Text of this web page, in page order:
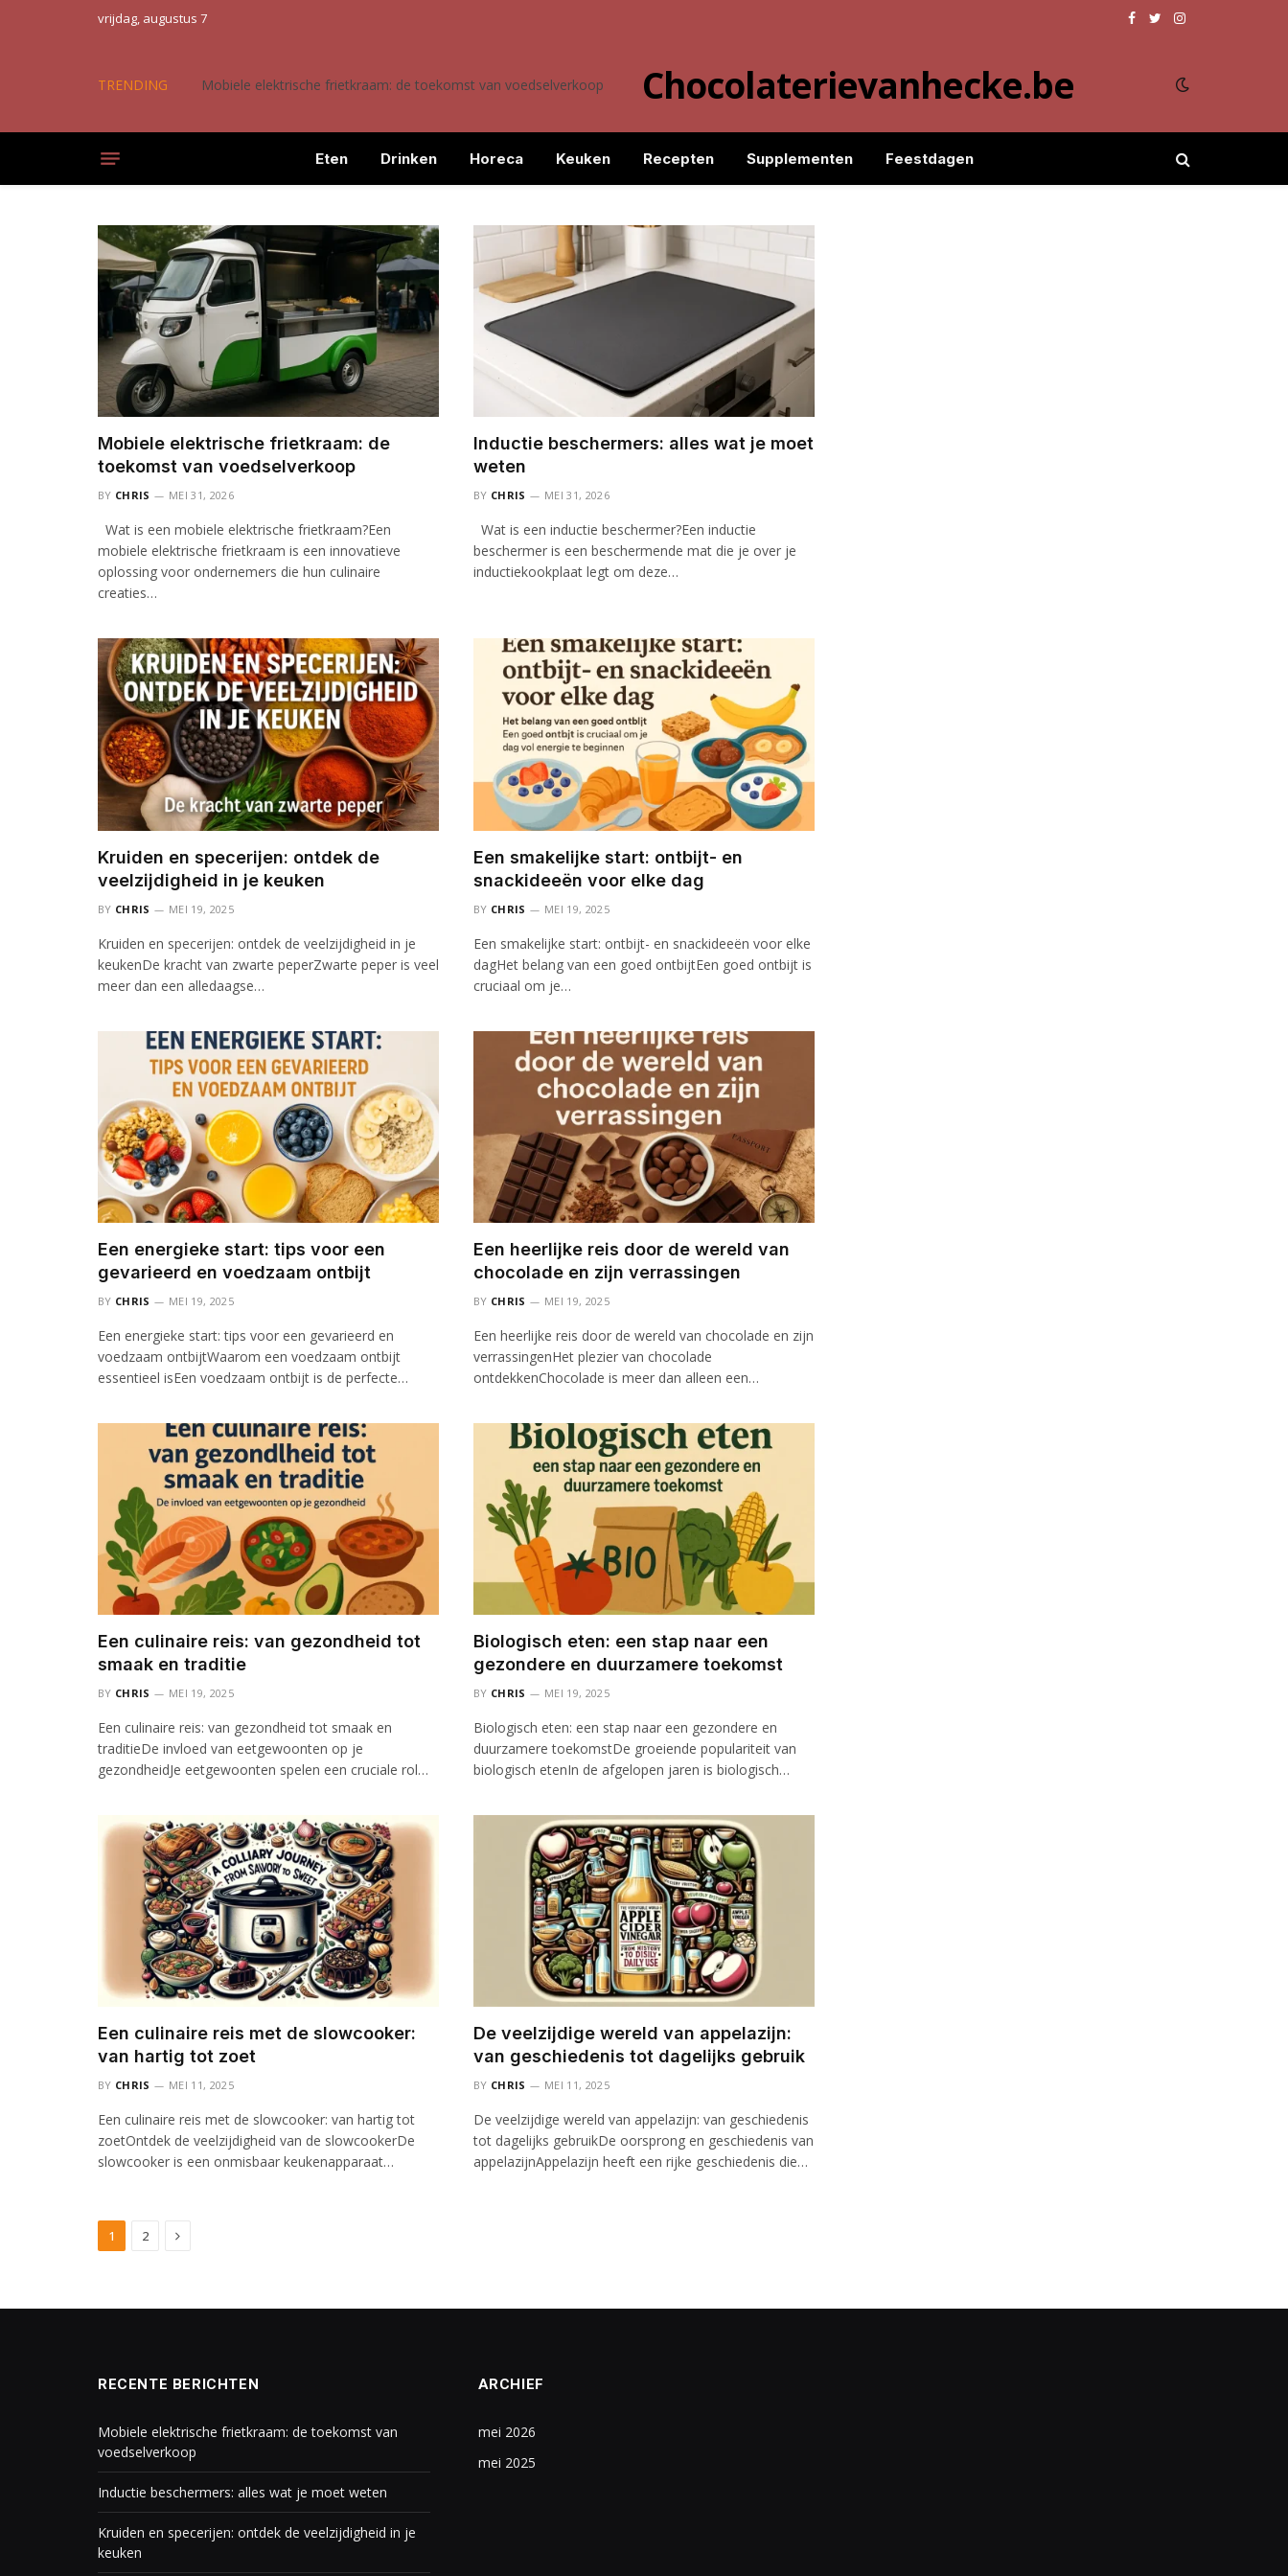
vrijdag, augustus 7 Facebook
TwitterInstagram
TRENDING Mobiele elektrische frietkraam: de toekomst van voedselverkoop Chocolaterievanhecke.be
Eten Drinken Horeca Keuken Recepten Supplementen Feestdagen
Mobiele elektrische frietkraam: de
toekomst van voedselverkoop
BY CHRIS MEI 31, 2026
Wat is een mobiele elektrische frietkraam?Een
mobiele elektrische frietkraam is een innovatieve
oplossing voor ondernemers die hun culinaire
creaties…
Inductie beschermers: alles wat je moet
weten
BY CHRIS MEI 31, 2026
Wat is een inductie beschermer?Een inductie
beschermer is een beschermende mat die je over je
inductiekookplaat legt om deze…
Kruiden en specerijen: ontdek de
veelzijdigheid in je keuken
BY CHRIS MEI 19, 2025
Kruiden en specerijen: ontdek de veelzijdigheid in je
keukenDe kracht van zwarte peperZwarte peper is veel
meer dan een alledaagse…
Een smakelijke start: ontbijt- en
snackideeën voor elke dag
BY CHRIS MEI 19, 2025
Een smakelijke start: ontbijt- en snackideeën voor elke
dagHet belang van een goed ontbijtEen goed ontbijt is
cruciaal om je…
Een energieke start: tips voor een
gevarieerd en voedzaam ontbijt
BY CHRIS MEI 19, 2025
Een energieke start: tips voor een gevarieerd en
voedzaam ontbijtWaarom een voedzaam ontbijt
essentieel isEen voedzaam ontbijt is de perfecte…
Een heerlijke reis door de wereld van
chocolade en zijn verrassingen
BY CHRIS MEI 19, 2025
Een heerlijke reis door de wereld van chocolade en zijn
verrassingenHet plezier van chocolade
ontdekkenChocolade is meer dan alleen een…
Een culinaire reis: van gezondheid tot
smaak en traditie
BY CHRIS MEI 19, 2025
Een culinaire reis: van gezondheid tot smaak en
traditieDe invloed van eetgewoonten op je
gezondheidJe eetgewoonten spelen een cruciale rol…
Biologisch eten: een stap naar een
gezondere en duurzamere toekomst
BY CHRIS MEI 19, 2025
Biologisch eten: een stap naar een gezondere en
duurzamere toekomstDe groeiende populariteit van
biologisch etenIn de afgelopen jaren is biologisch…
Een culinaire reis met de slowcooker:
van hartig tot zoet
BY CHRIS MEI 11, 2025
Een culinaire reis met de slowcooker: van hartig tot
zoetOntdek de veelzijdigheid van de slowcookerDe
slowcooker is een onmisbaar keukenapparaat…
De veelzijdige wereld van appelazijn:
van geschiedenis tot dagelijks gebruik
BY CHRIS MEI 11, 2025
De veelzijdige wereld van appelazijn: van geschiedenis
tot dagelijks gebruikDe oorsprong en geschiedenis van
appelazijnAppelazijn heeft een rijke geschiedenis die…
1 2 Next
RECENTE BERICHTEN
Mobiele elektrische frietkraam: de toekomst van
voedselverkoop
Inductie beschermers: alles wat je moet weten
Kruiden en specerijen: ontdek de veelzijdigheid in je
keuken
ARCHIEF
mei 2026
mei 2025